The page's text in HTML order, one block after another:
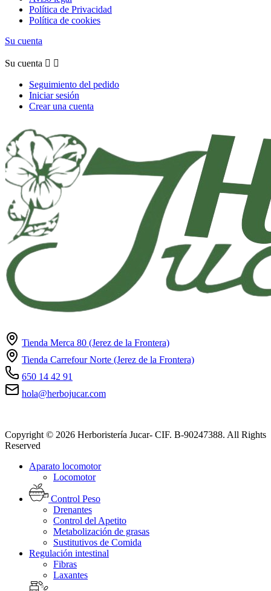
Política de Privacidad
Política de cookies
Su cuenta
Su cuenta  
Seguimiento del pedido
Iniciar sesión
Crear una cuenta
Tienda Merca 80 (Jerez de la Frontera)
Tienda Carrefour Norte (Jerez de la Frontera)
650 14 42 91
hola@herbojucar.com
Copyright © 2026 Herboristería Jucar- CIF. B-90247388. All Rights
Reserved
Aparato locomotor
Locomotor
Control Peso
Drenantes
Control del Apetito
Metabolización de grasas
Sustitutivos de Comida
Regulación intestinal
Fibras
Laxantes